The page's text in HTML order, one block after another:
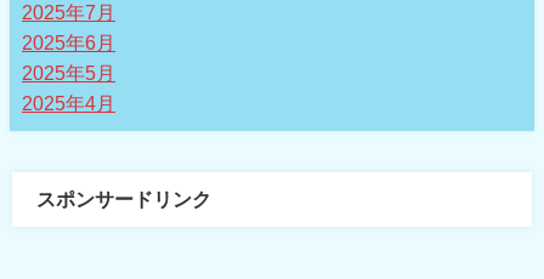
2025年7月
2025年6月
2025年5月
2025年4月
スポンサードリンク